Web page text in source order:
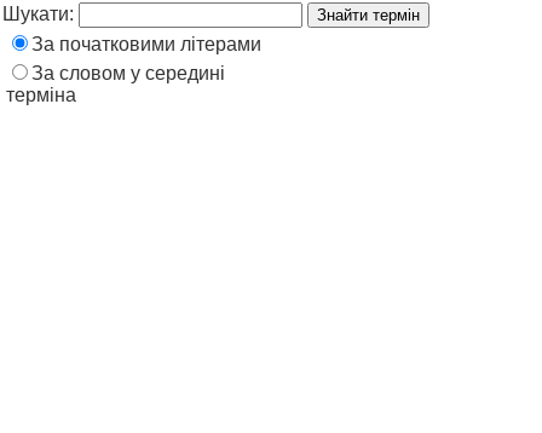
Шукати:
За початковими літерами
За словом у середині
терміна